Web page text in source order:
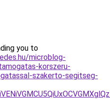
you to
microblog-
korszeru-
szakerto-segitseg-